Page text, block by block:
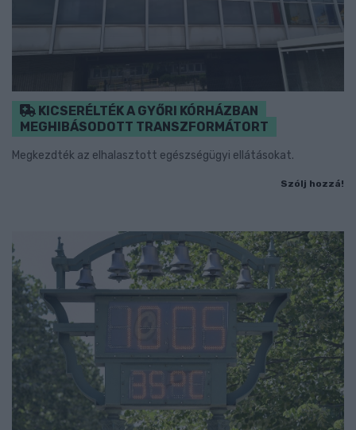
KICSERÉLTÉK A GYŐRI KÓRHÁZBAN
MEGHIBÁSODOTT TRANSZFORMÁTORT
Megkezdték az elhalasztott egészségügyi ellátásokat.
Szólj hozzá!